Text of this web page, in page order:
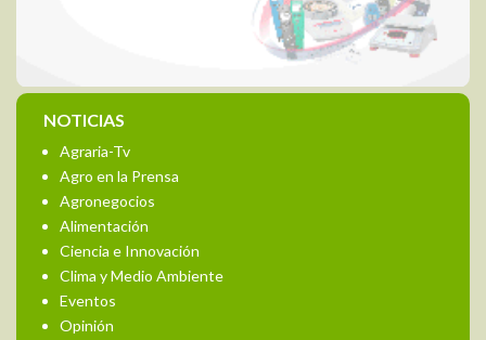
NOTICIAS
Agraria-Tv
Agro en la Prensa
Agronegocios
Alimentación
Ciencia e Innovación
Clima y Medio Ambiente
Eventos
Opinión